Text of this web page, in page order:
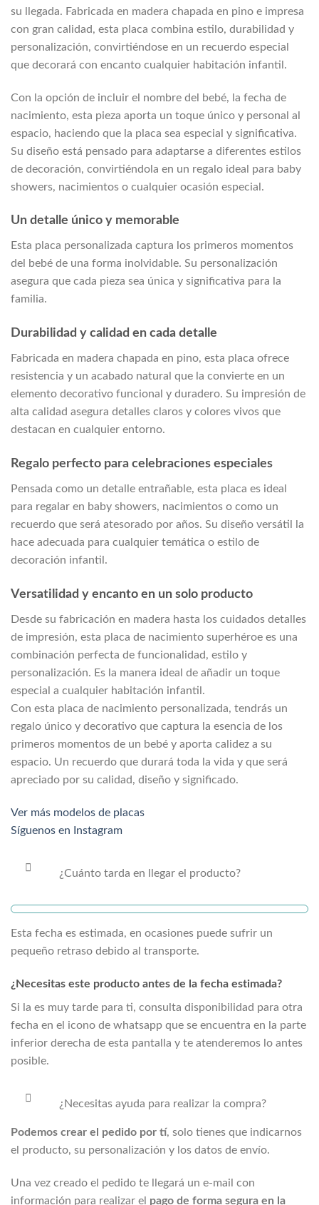
su llegada. Fabricada en madera chapada en pino e impresa
con gran calidad, esta placa combina estilo, durabilidad y
personalización, convirtiéndose en un recuerdo especial
que decorará con encanto cualquier habitación infantil.
Con la opción de incluir el nombre del bebé, la fecha de
nacimiento, esta pieza aporta un toque único y personal al
espacio, haciendo que la placa sea especial y significativa.
Su diseño está pensado para adaptarse a diferentes estilos
de decoración, convirtiéndola en un regalo ideal para baby
showers, nacimientos o cualquier ocasión especial.
Un detalle único y memorable
Esta placa personalizada captura los primeros momentos
del bebé de una forma inolvidable. Su personalización
asegura que cada pieza sea única y significativa para la
familia.
Durabilidad y calidad en cada detalle
Fabricada en madera chapada en pino, esta placa ofrece
resistencia y un acabado natural que la convierte en un
elemento decorativo funcional y duradero. Su impresión de
alta calidad asegura detalles claros y colores vivos que
destacan en cualquier entorno.
Regalo perfecto para celebraciones especiales
Pensada como un detalle entrañable, esta placa es ideal
para regalar en baby showers, nacimientos o como un
recuerdo que será atesorado por años. Su diseño versátil la
hace adecuada para cualquier temática o estilo de
decoración infantil.
Versatilidad y encanto en un solo producto
Desde su fabricación en madera hasta los cuidados detalles
de impresión, esta placa de nacimiento superhéroe es una
combinación perfecta de funcionalidad, estilo y
personalización. Es la manera ideal de añadir un toque
especial a cualquier habitación infantil.
Con esta placa de nacimiento personalizada, tendrás un
regalo único y decorativo que captura la esencia de los
primeros momentos de un bebé y aporta calidez a su
espacio. Un recuerdo que durará toda la vida y que será
apreciado por su calidad, diseño y significado.
Ver más modelos de placas
Síguenos en Instagram
¿Cuánto tarda en llegar el producto?
Esta fecha es estimada, en ocasiones puede sufrir un
pequeño retraso debido al transporte.
¿Necesitas este producto antes de la fecha estimada?
Si la es muy tarde para ti, consulta disponibilidad para otra
fecha en el icono de whatsapp que se encuentra en la parte
inferior derecha de esta pantalla y te atenderemos lo antes
posible.
¿Necesitas ayuda para realizar la compra?
Podemos crear el pedido por tí, solo tienes que indicarnos
el producto, su personalización y los datos de envío.
Una vez creado el pedido te llegará un e-mail con
información para realizar el pago de forma segura en la